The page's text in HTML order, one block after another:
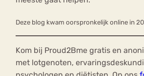
Deze blog kwam oorspronkelijk online in
Kom bij Proud2Bme gratis en
met lotgenoten,